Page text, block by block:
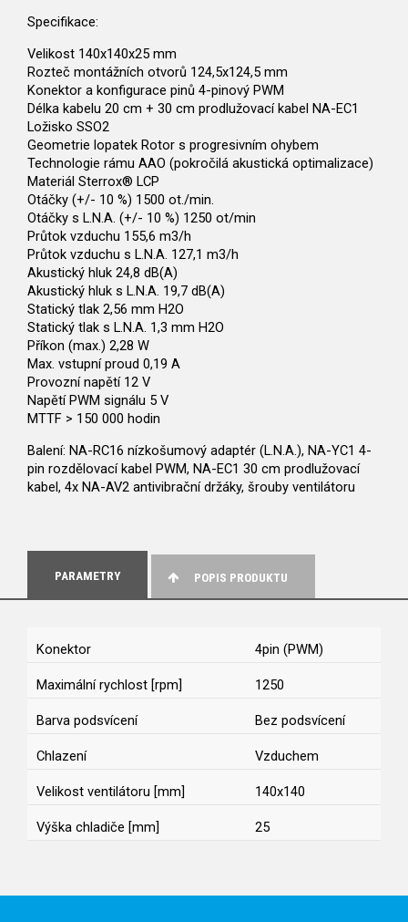
Specifikace:
Velikost 140x140x25 mm
Rozteč montážních otvorů 124,5x124,5 mm
Konektor a konfigurace pinů 4-pinový PWM
Délka kabelu 20 cm + 30 cm prodlužovací kabel NA-EC1
Ložisko SSO2
Geometrie lopatek Rotor s progresivním ohybem
Technologie rámu AAO (pokročilá akustická optimalizace)
Materiál Sterrox® LCP
Otáčky (+/- 10 %) 1500 ot./min.
Otáčky s L.N.A. (+/- 10 %) 1250 ot/min
Průtok vzduchu 155,6 m3/h
Průtok vzduchu s L.N.A. 127,1 m3/h
Akustický hluk 24,8 dB(A)
Akustický hluk s L.N.A. 19,7 dB(A)
Statický tlak 2,56 mm H2O
Statický tlak s L.N.A. 1,3 mm H2O
Příkon (max.) 2,28 W
Max. vstupní proud 0,19 A
Provozní napětí 12 V
Napětí PWM signálu 5 V
MTTF > 150 000 hodin
Balení: NA-RC16 nízkošumový adaptér (L.N.A.), NA-YC1 4-
pin rozdělovací kabel PWM, NA-EC1 30 cm prodlužovací
kabel, 4x NA-AV2 antivibrační držáky, šrouby ventilátoru
PARAMETRY POPIS PRODUKTU
Konektor 4pin (PWM)
Maximální rychlost [rpm] 1250
Barva podsvícení Bez podsvícení
Chlazení Vzduchem
Velikost ventilátoru [mm] 140x140
Výška chladiče [mm] 25